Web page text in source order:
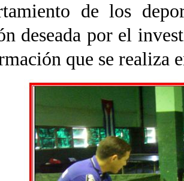
de los
deseada por el
que se realiza